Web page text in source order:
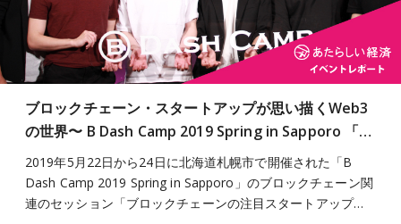
ブロックチェーン・スタートアップが思い描くWeb3
の世界〜 B Dash Camp 2019 Spring in Sapporo 「…
2019年5月22日から24日に北海道札幌市で開催された「B
Dash Camp 2019 Spring in Sapporo」のブロックチェーン関
連のセッション「ブロックチェーンの注目スタートアップ…